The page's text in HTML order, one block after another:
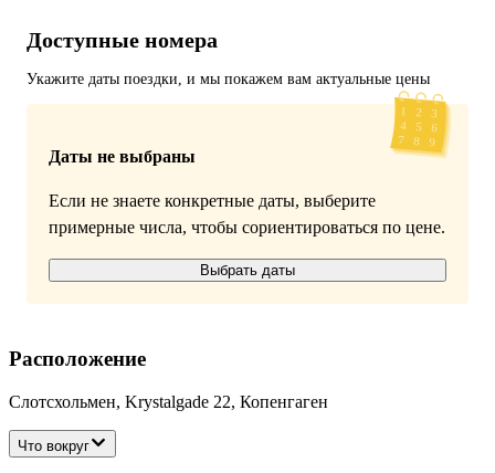
Доступные номера
Укажите даты поездки, и мы покажем вам актуальные цены
Даты не выбраны
Если не знаете конкретные даты, выберите
примерные числа, чтобы сориентироваться по цене.
Выбрать даты
Расположение
Слотсхольмен, Krystalgade 22, Копенгаген
Что вокруг